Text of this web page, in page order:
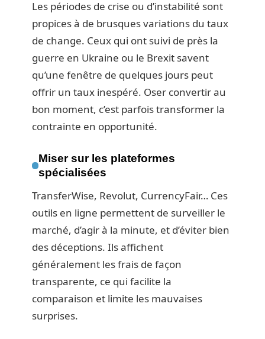
Les périodes de crise ou d’instabilité sont
propices à de brusques variations du taux
de change. Ceux qui ont suivi de près la
guerre en Ukraine ou le Brexit savent
qu’une fenêtre de quelques jours peut
offrir un taux inespéré. Oser convertir au
bon moment, c’est parfois transformer la
contrainte en opportunité.
Miser sur les plateformes
spécialisées
TransferWise, Revolut, CurrencyFair… Ces
outils en ligne permettent de surveiller le
marché, d’agir à la minute, et d’éviter bien
des déceptions. Ils affichent
généralement les frais de façon
transparente, ce qui facilite la
comparaison et limite les mauvaises
surprises.